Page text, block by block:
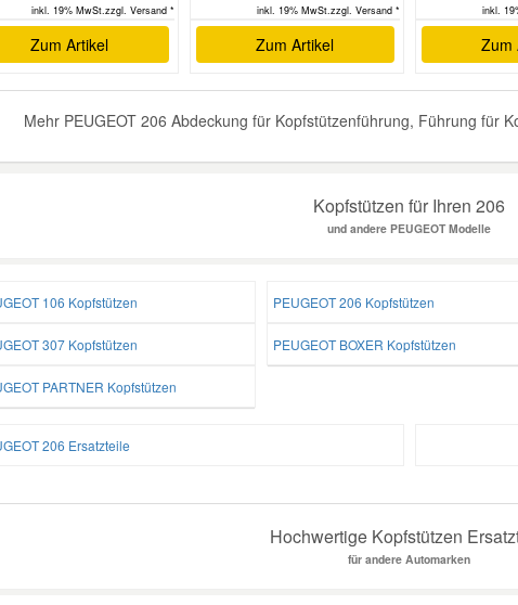
inkl. 19% MwSt.zzgl. Versand *
Zum Artikel
inkl. 19% MwSt.zzgl. Versand *
Zum Artikel
inkl.
Zum
Mehr PEUGEOT 206 Abdeckung für Kopfstützenführung, Führung für
Kopfstützen für Ihren 206
und andere PEUGEOT Modelle
106 Kopfstützen PEUGEOT 206 Kopfstützen
307 Kopfstützen PEUGEOT BOXER Kopfstützen
PARTNER Kopfstützen
206 Ersatzteile
Hochwertige Kopfstützen
für andere Automarken